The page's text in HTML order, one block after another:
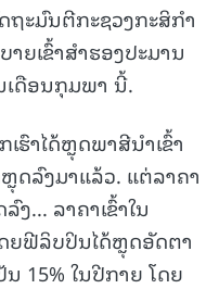
ະມົນຕີກະຊວງກະສິກໍາ
າຍເຂົ້າສຳຮອງປະມານ
ເດືອນກຸມພາ ນີ້.
ຮົາໄດ້ຫຼຸດພາສີນຳເຂົ້າ
ດລົງມາແລ້ວ. ແຕ່ລາຄາ
... ລາຄາເຂົ້າໃນ
ຍຟີລິບປິນໄດ້ຫຼຸດອັດຕາ
ນ 15% ໃນປີກາຍ ໂດຍ